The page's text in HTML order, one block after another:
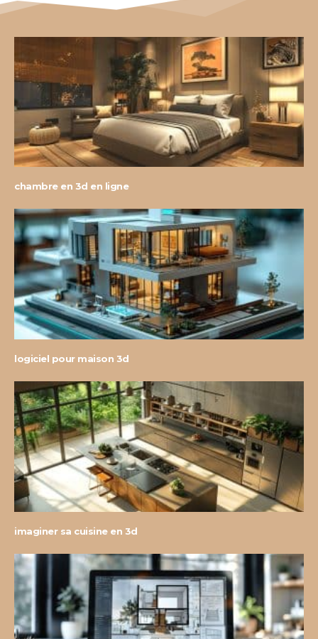
chambre en 3d en ligne
logiciel pour maison 3d
imaginer sa cuisine en 3d